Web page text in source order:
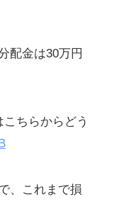
配金は30万円
ちらからどう
、これまで損